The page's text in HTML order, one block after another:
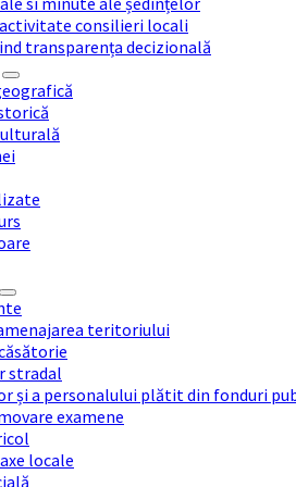
consilieri locali
transparența decizională
teritoriului
stradal
și a personalului plătit din fonduri
examene
locale